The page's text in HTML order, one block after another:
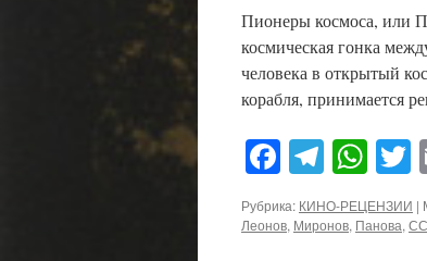
Пионеры космоса, или
космическая гонка
человека в открытый
корабля, принимается
Facebook
Рубрика: КИНО-РЕЦЕНЗИИ |
Леонов, Миронов, Панова,